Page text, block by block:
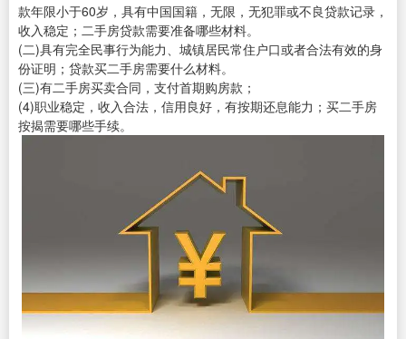
款年限小于60岁，具有中国国籍，无限，无犯罪或不良贷款记录，
收入稳定；二手房贷款需要准备哪些材料。
(二)具有完全民事行为能力、城镇居民常住户口或者合法有效的身
份证明；贷款买二手房需要什么材料。
(三)有二手房买卖合同，支付首期购房款；
(4)职业稳定，收入合法，信用良好，有按期还息能力；买二手房
按揭需要哪些手续。